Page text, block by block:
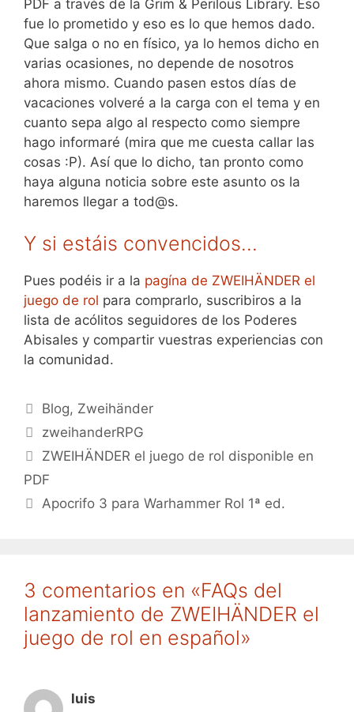
PDF a través de la Grim & Perilous Library. Eso
fue lo prometido y eso es lo que hemos dado.
Que salga o no en físico, ya lo hemos dicho en
varias ocasiones, no depende de nosotros
ahora mismo. Cuando pasen estos días de
vacaciones volveré a la carga con el tema y en
cuanto sepa algo al respecto como siempre
hago informaré (mira que me cuesta callar las
cosas :P). Así que lo dicho, tan pronto como
haya alguna noticia sobre este asunto os la
haremos llegar a tod@s.
Y si estáis convencidos…
Pues podéis ir a la pagína de ZWEIHÄNDER el
juego de rol para comprarlo, suscribiros a la
lista de acólitos seguidores de los Poderes
Abisales y compartir vuestras experiencias con
la comunidad.
Categorías
Blog, Zweihänder
Etiquetas
zweihanderRPG
ZWEIHÄNDER el juego de rol disponible en
PDF
Apocrifo 3 para Warhammer Rol 1ª ed.
3 comentarios en «FAQs del
lanzamiento de ZWEIHÄNDER el
juego de rol en español»
luis